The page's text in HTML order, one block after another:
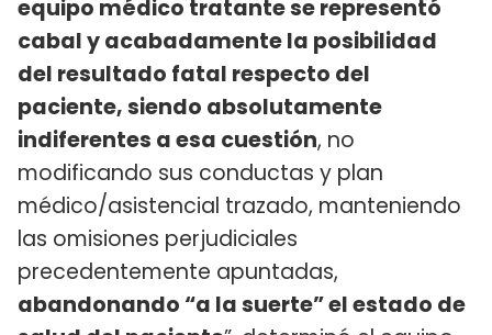
equipo médico tratante se representó
cabal y acabadamente la posibilidad
del resultado fatal respecto del
paciente, siendo absolutamente
indiferentes a esa cuestión, no
modificando sus conductas y plan
médico/asistencial trazado, manteniendo
las omisiones perjudiciales
precedentemente apuntadas,
abandonando “a la suerte” el estado de